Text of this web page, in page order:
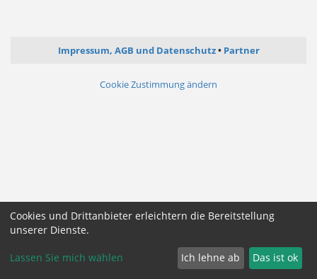
Impressum, AGB und Datenschutz Partner
Cookie Zustimmung ändern
Cookies und Drittanbieter erleichtern die Bereitstellung
unserer Dienste.
Lassen Sie mich wählen Ich lehne ab Das ist ok